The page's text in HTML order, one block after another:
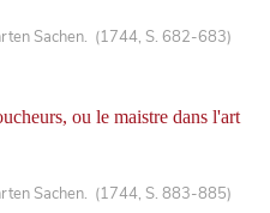
Sachen. (1744, S. 682-683)
ou le maistre dans l'art
Sachen. (1744, S. 883-885)